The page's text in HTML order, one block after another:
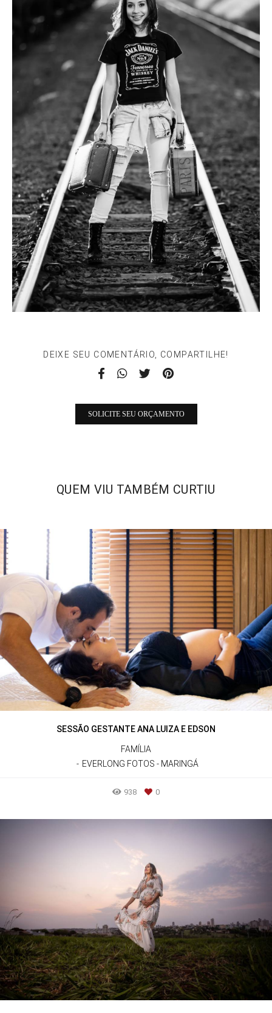
DEIXE SEU COMENTÁRIO, COMPARTILHE!
SOLICITE SEU ORÇAMENTO
QUEM VIU TAMBÉM CURTIU
SESSÃO GESTANTE ANA LUIZA E EDSON
FAMÍLIA
EVERLONG FOTOS - MARINGÁ
938 0